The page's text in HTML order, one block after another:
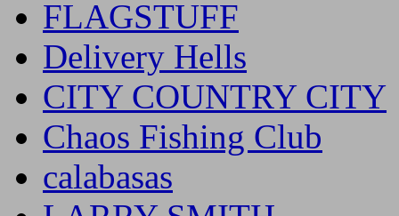
FLAGSTUFF
Delivery Hells
CITY COUNTRY CITY
Chaos Fishing Club
calabasas